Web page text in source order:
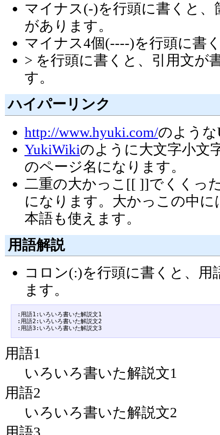
マイナス(-)を行頭に書くと
があります。
マイナス4個(----)を行頭に書
> を行頭に書くと、引用文が
す。
ハイパーリンク
http://www.hyuki.com/のよう
YukiWikiのように大文字小文
のページ名になります。
二重の大かっこ[[ ]]でくくっ
になります。大かっこの中
本語も使えます。
用語解説
コロン(:)を行頭に書くと、
ます。
:用語1:いろいろ書いた解説文1
:用語2:いろいろ書いた解説文2
:用語3:いろいろ書いた解説文3
用語1
いろいろ書いた解説文1
用語2
いろいろ書いた解説文2